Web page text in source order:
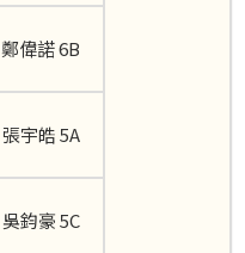
鄭偉諾 6B
張宇皓 5A
吳鈞豪 5C